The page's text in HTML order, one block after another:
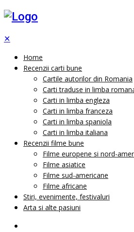
✕
Home
Recenzii carti bune
Cartile autorilor din Romania
Carti traduse in limba
Carti in limba engleza
Carti in limba franceza
Carti in limba spaniola
Carti in limba italiana
Recenzii filme bune
Filme europene si nord-
Filme asiatice
Filme sud-americane
Filme africane
Stiri, evenimente, festivaluri
Arta si alte pasiuni